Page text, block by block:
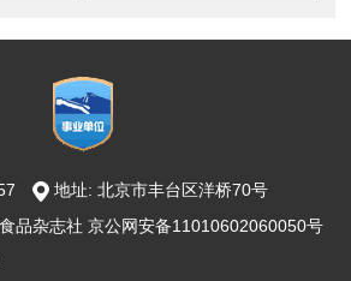
地址: 北京市丰台区洋桥70号
品杂志社 京公网安备11010602060050号